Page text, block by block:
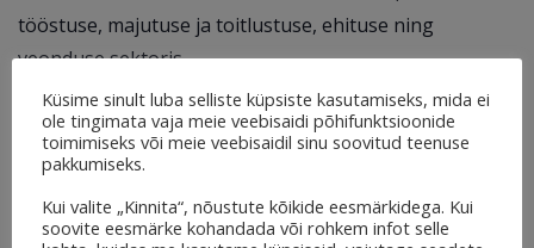
tööstuse, majutuse ja toitlustuse, ehituse ning
veonduse sektoris.
Vähenda riske ja tee teadlikke
Küsime sinult luba selliste küpsiste kasutamiseks, mida ei
ole tingimata vaja meie veebisaidi põhifunktsioonide
toimimiseks või meie veebisaidil sinu soovitud teenuse
pakkumiseks.
Kui valite „Kinnita“, nõustute kõikide eesmärkidega. Kui
soovite eesmärke kohandada või rohkem infot selle